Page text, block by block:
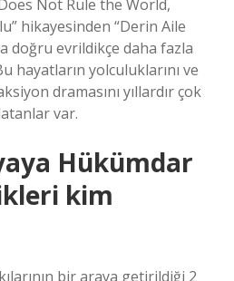
Not Rule the World,
hikayesinden “Derin Aile
doğru evrildikçe daha fazla
hayatların yolculuklarını ve
dramasını yıllardır çok
var.
Hükümdar
kim
bir araya getirildiği 2